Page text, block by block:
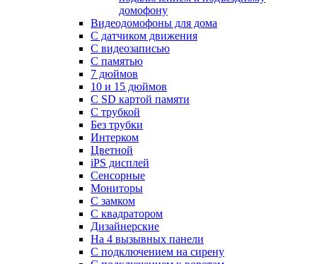
домофону
Видеодомофоны для дома
С датчиком движения
С видеозаписью
C памятью
7 дюймов
10 и 15 дюймов
С SD картой памяти
С трубкой
Без трубки
Интерком
Цветной
iPS дисплей
Сенсорные
Мониторы
С замком
C квадратором
Дизайнерские
На 4 вызывных панели
С подключением на сирену